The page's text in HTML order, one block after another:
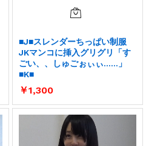
■J■スレンダーちっぱい制服
JKマンコに挿入グリグリ「す
ごい、、しゅごぉぃぃ……」
■K■
￥1,300